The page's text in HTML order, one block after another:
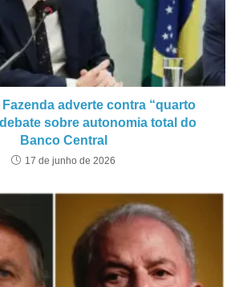
Fazenda adverte contra “quarto
sobre autonomia total do
Banco Central
17 de junho de 2026